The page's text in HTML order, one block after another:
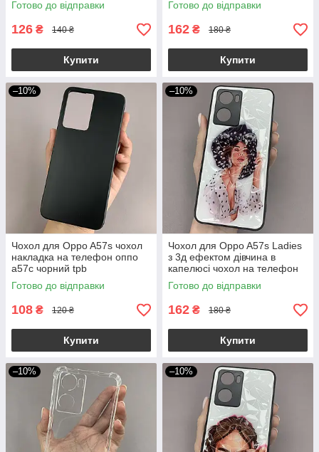
Готово до відправки
126 ₴ 140 ₴
Купити
Готово до відправки
162 ₴ 180 ₴
Купити
–10%
Чохол для Oppo A57s чохол
накладка на телефон оппо
а57с чорний tpb
Готово до відправки
108 ₴ 120 ₴
Купити
–10%
Чохол для Oppo A57s Ladies
з 3д ефектом дівчина в
капелюсі чохол на телефон
оппо а57с білий
Готово до відправки
162 ₴ 180 ₴
Купити
–10% –10%